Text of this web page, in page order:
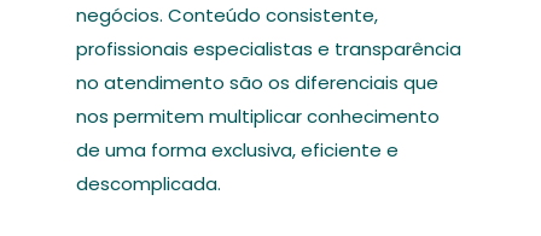
negócios. Conteúdo consistente,
profissionais especialistas e transparência
no atendimento são os diferenciais que
nos permitem multiplicar conhecimento
de uma forma exclusiva, eficiente e
descomplicada.